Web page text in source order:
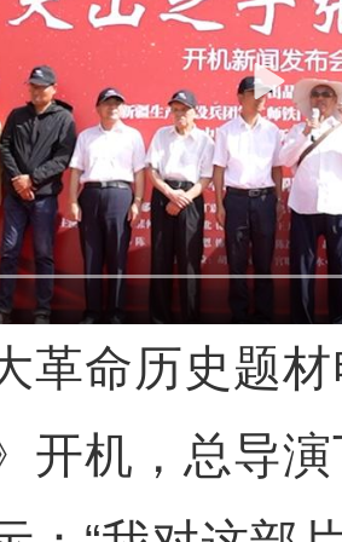
命历史题材
开机，总导